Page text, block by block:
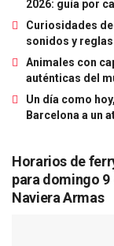
2026: guía por
Curiosidades
sonidos y
Animales con
auténticas del
Un día como
Barcelona a un
Horarios de
para domingo 9
Naviera Armas